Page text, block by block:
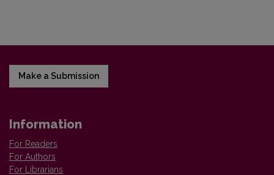
Make a Submission
Information
For Readers
For Authors
For Librarians